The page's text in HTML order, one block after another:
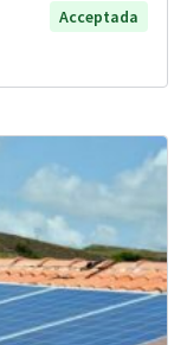
Acceptada